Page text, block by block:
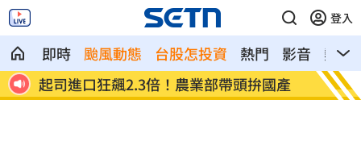
登入
即時 颱風動態 台股怎投資 熱門 影音
熱搜
淡出16年拒復出拍戲 姜厚任轟中國劇組 淡江